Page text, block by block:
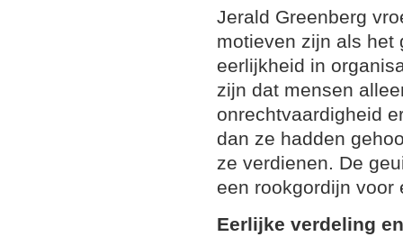
Jerald Greenberg
motieven zijn als het
eerlijkheid in
zijn dat mensen
onrechtvaardigheid
dan ze hadden
ze verdienen. De
een rookgordijn voor
Eerlijke verdeling